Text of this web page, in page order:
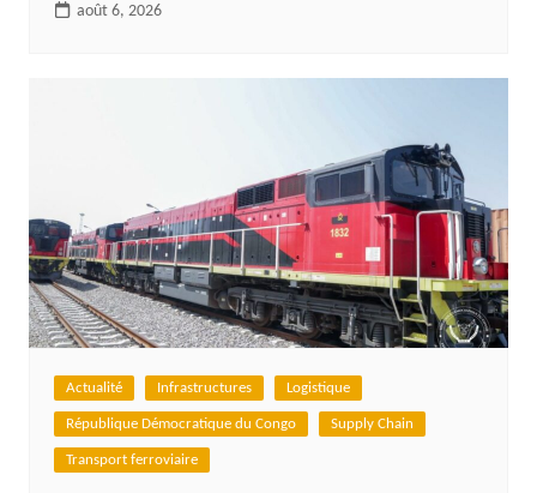
août 6, 2026
Actualité Infrastructures Logistique
République Démocratique du Congo Supply Chain
Transport ferroviaire